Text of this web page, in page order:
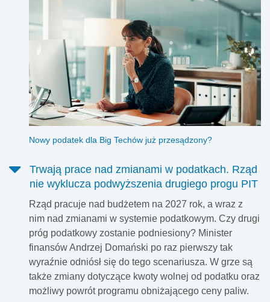
Nowy podatek dla Big Techów już przesądzony?
Trwają prace nad zmianami w podatkach. Rząd
nie wyklucza podwyższenia drugiego progu PIT
Rząd pracuje nad budżetem na 2027 rok, a wraz z
nim nad zmianami w systemie podatkowym. Czy drugi
próg podatkowy zostanie podniesiony? Minister
finansów Andrzej Domański po raz pierwszy tak
wyraźnie odniósł się do tego scenariusza. W grze są
także zmiany dotyczące kwoty wolnej od podatku oraz
możliwy powrót programu obniżającego ceny paliw.